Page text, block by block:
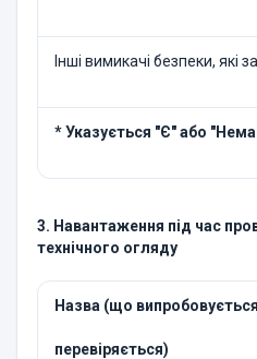
Інші вимикачі безпеки, які
* Указується "Є" або
3. Навантаження під час
технічного огляду
Назва (що
перевіряється)